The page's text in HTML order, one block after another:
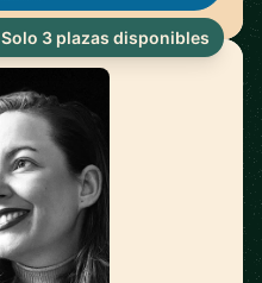
Solo 3 plazas disponibles